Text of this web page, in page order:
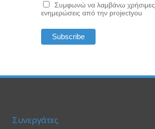
Συμφωνώ να λαμβάνω χρήσιμες
ενημερώσεις από την projectyou
Συνεργάτες